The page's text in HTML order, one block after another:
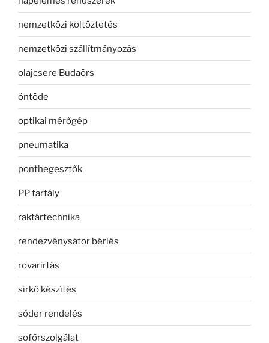
nemzetközi költöztetés
nemzetközi szállítmányozás
olajcsere Budaörs
öntöde
optikai mérőgép
pneumatika
ponthegesztők
PP tartály
raktártechnika
rendezvénysátor bérlés
rovarirtás
sírkő készítés
sóder rendelés
sofőrszolgálat